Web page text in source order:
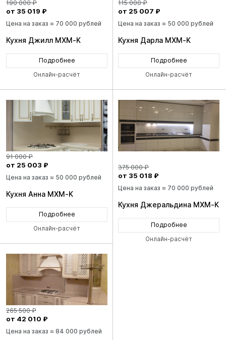
190 000 ₽
от 35 019 ₽
Цена на заказ ≈ 70 000 рублей
Кухня Джилл MXM-K
Подробнее
Онлайн-расчёт
115 000 ₽
от 25 007 ₽
Цена на заказ ≈ 50 000 рублей
Кухня Дарла MXM-K
Подробнее
Онлайн-расчёт
91 000 ₽
от 25 003 ₽
Цена на заказ ≈ 50 000 рублей
Кухня Анна MXM-K
Подробнее
Онлайн-расчёт
375 000 ₽
от 35 018 ₽
Цена на заказ ≈ 70 000 рублей
Кухня Джеральдина MXM-K
Подробнее
Онлайн-расчёт
265 500 ₽
от 42 010 ₽
Цена на заказ ≈ 84 000 рублей